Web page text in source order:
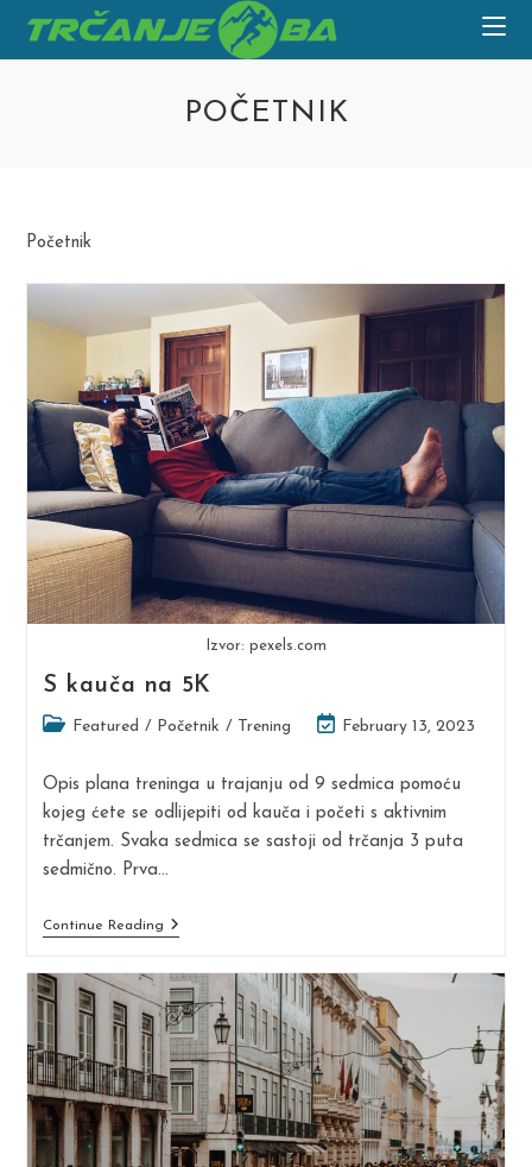
POČETNIK
Početnik
Izvor: pexels.com
S kauča na 5K
PostFeatured / Početnik / Trening
Post
modified:
February 13, 2023
Opis plana treninga u trajanju od 9 sedmica pomoću
kojeg ćete se odlijepiti od kauča i početi s aktivnim
trčanjem. Svaka sedmica se sastoji od trčanja 3 puta
sedmično. Prva…
Continue ReadingS
5K